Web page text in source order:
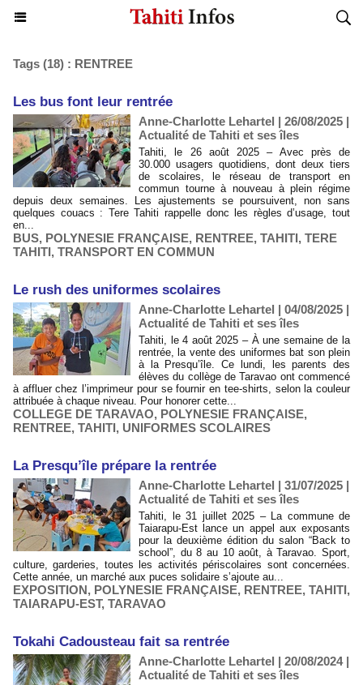
Tags (18) : RENTREE
​Les bus font leur rentrée
Anne-Charlotte Lehartel | 26/08/2025 |
Actualité de Tahiti et ses îles
Tahiti, le 26 août 2025 – Avec près de
30.000 usagers quotidiens, dont deux tiers
de scolaires, le réseau de transport en
commun tourne à nouveau à plein régime
depuis deux semaines. Les ajustements se poursuivent, non sans
quelques couacs : Tere Tahiti rappelle donc les règles d’usage, tout
en...
BUS, POLYNESIE FRANÇAISE, RENTREE, TAHITI, TERE
TAHITI, TRANSPORT EN COMMUN
​Le rush des uniformes scolaires
Anne-Charlotte Lehartel | 04/08/2025 |
Actualité de Tahiti et ses îles
Tahiti, le 4 août 2025 – À une semaine de la
rentrée, la vente des uniformes bat son plein
à la Presqu’île. Ce lundi, les parents des
élèves du collège de Taravao ont commencé
à affluer chez l’imprimeur pour se fournir en tee-shirts, selon la couleur
attribuée à chaque niveau. Pour honorer cette...
COLLEGE DE TARAVAO, POLYNESIE FRANÇAISE,
RENTREE, TAHITI, UNIFORMES SCOLAIRES
​La Presqu’île prépare la rentrée
Anne-Charlotte Lehartel | 31/07/2025 |
Actualité de Tahiti et ses îles
Tahiti, le 31 juillet 2025 – La commune de
Taiarapu-Est lance un appel aux exposants
pour la deuxième édition du salon “Back to
school”, du 8 au 10 août, à Taravao. Sport,
culture, garderies, toutes les activités périscolaires sont concernées.
Cette année, un marché aux puces solidaire s’ajoute au...
EXPOSITION, POLYNESIE FRANÇAISE, RENTREE, TAHITI,
TAIARAPU-EST, TARAVAO
Tokahi Cadousteau fait sa rentrée
Anne-Charlotte Lehartel | 20/08/2024|
Actualité de Tahiti et ses îles